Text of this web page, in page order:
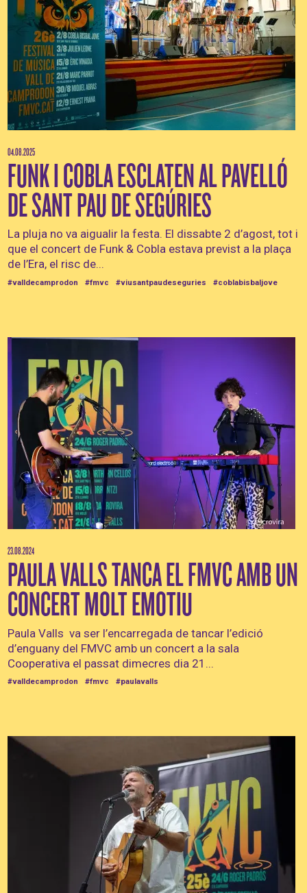
04.08.2025
FUNK I COBLA ESCLATEN AL PAVELLÓ
DE SANT PAU DE SEGÚRIES
La pluja no va aigualir la festa. El dissabte 2 d’agost, tot i
que el concert de Funk & Cobla estava previst a la plaça
de l’Era, el risc de...
#valldecamprodon #fmvc #viusantpaudeseguries #coblabisbaljove
23.08.2024
PAULA VALLS TANCA EL FMVC AMB UN
CONCERT MOLT EMOTIU
Paula Valls va ser l’encarregada de tancar l’edició
d’enguany del FMVC amb un concert a la sala
Cooperativa el passat dimecres dia 21...
#valldecamprodon #fmvc #paulavalls